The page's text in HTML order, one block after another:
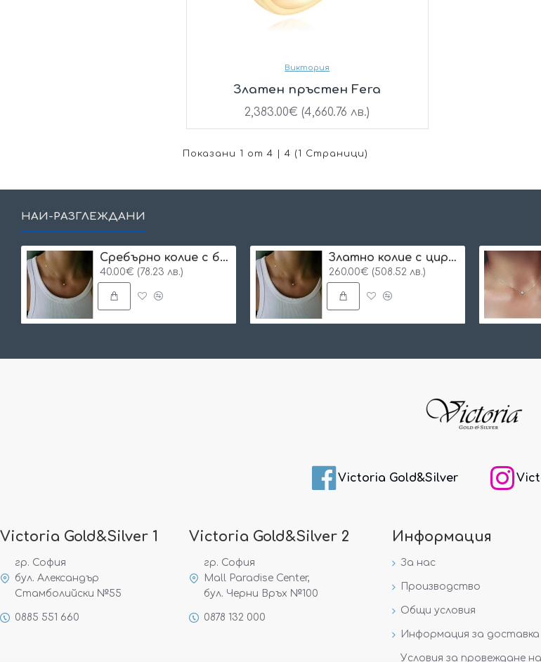
Виктория
Златен пръстен Fera
2,383.00€ (4,660.76 лв.)
Показани 1 от 4 | 4 (1 Страници)
НАЙ-РАЗГЛЕЖДАНИ
Сребърнo колие с буква и едно камъче
40.00€ (78.23 лв.)
Златно колие с циркон и буква по избор
260.00€ (508.52 лв.)
Victoria Gold&Silver
Victoria Gold&Silver 1
гр. София
бул. Александър
Стамболийски №55
0885 551 660
Victoria Gold&Silver 2
гр. София
Mall Paradise Center,
бул. Черни Връх №100
0878 132 000
Информация
За нас
Производство
Общи условия
Информация за доставка
Условия за провеждане на